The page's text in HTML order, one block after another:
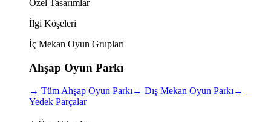
Özel Tasarımlar
İlgi Köşeleri
İç Mekan Oyun Grupları
Ahşap Oyun Parkı
→ Tüm Ahşap Oyun Parkı→ Dış Mekan Oyun Parkı→
Yedek Parçalar